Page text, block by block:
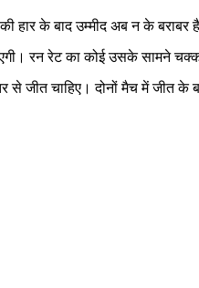
हार के बाद उम्मीद अब न के बराबर
रन रेट का कोई उसके सामने
चाहिए। दोनों मैच में जीत के